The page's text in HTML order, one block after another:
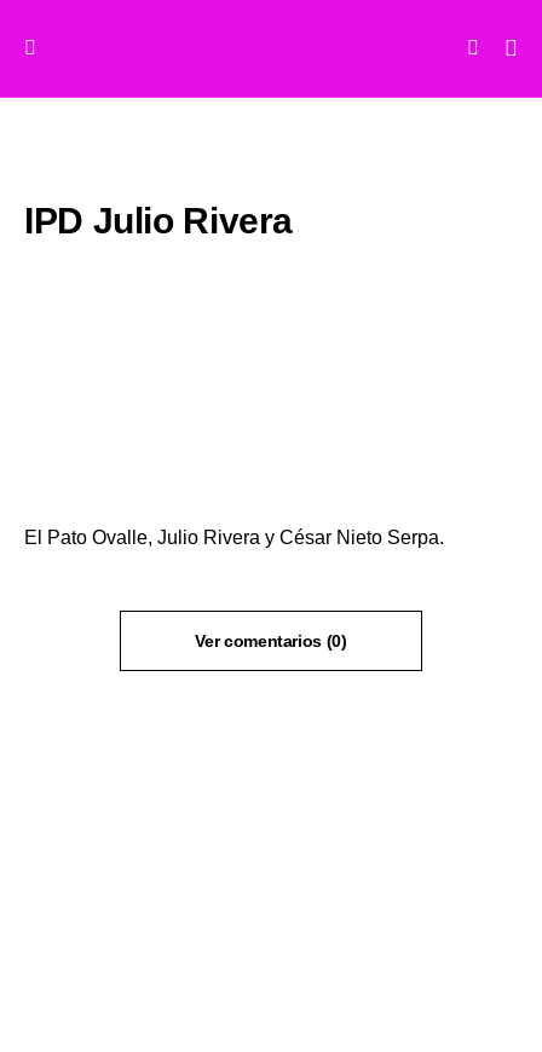
IPD Julio Rivera
El Pato Ovalle, Julio Rivera y César Nieto Serpa.
Ver comentarios (0)